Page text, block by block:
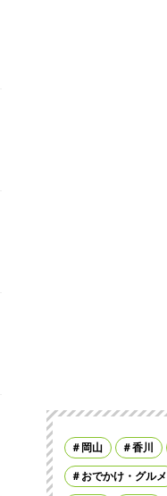
岡山 香川
おでかけ・グルメ